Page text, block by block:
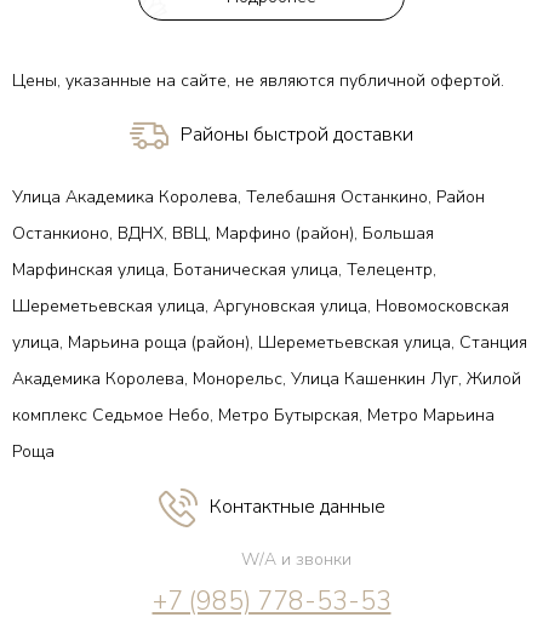
Цены, указанные на сайте, не являются публичной офертой.
Районы быстрой доставки
Улица Академика Королева, Телебашня Останкино, Район
Останкионо, ВДНХ, ВВЦ, Марфино (район), Большая
Марфинская улица, Ботаническая улица, Телецентр,
Шереметьевская улица, Аргуновская улица, Новомосковская
улица, Марьина роща (район), Шереметьевская улица, Станция
Академика Королева, Монорельс, Улица Кашенкин Луг, Жилой
комплекс Седьмое Небо, Метро Бутырская, Метро Марьина
Роща
Контактные данные
W/A и звонки
+7 (985) 778-53-53